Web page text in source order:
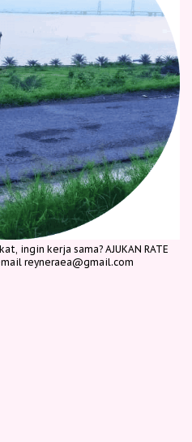
ingin kerja sama? AJUKAN RATE
reyneraea@gmail.com